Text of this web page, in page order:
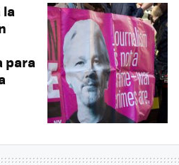
la
para